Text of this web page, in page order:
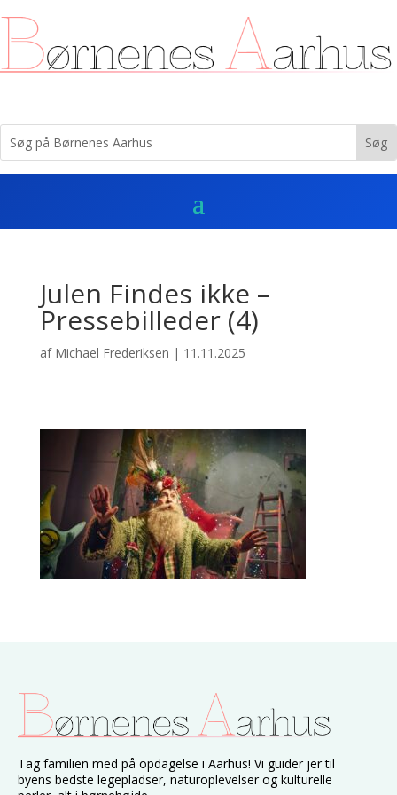
Julen Findes ikke –
Pressebilleder (4)
af Michael Frederiksen | 11.11.2025
Tag familien med på opdagelse i Aarhus! Vi guider jer til
byens bedste legepladser, naturoplevelser og kulturelle